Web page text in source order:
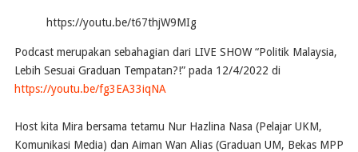
https://youtu.be/t67thjW9MIg
Podcast merupakan sebahagian dari LIVE SHOW “Politik Malaysia,
Lebih Sesuai Graduan Tempatan?!” pada 12/4/2022 di
https://youtu.be/fg3EA33iqNA
Host kita Mira bersama tetamu Nur Hazlina Nasa (Pelajar UKM,
Komunikasi Media) dan Aiman Wan Alias (Graduan UM, Bekas MPP